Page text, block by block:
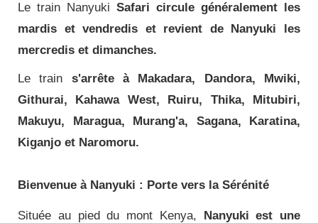
Le train Nanyuki Safari circule généralement les
mardis et vendredis et revient de Nanyuki les
mercredis et dimanches.
Le train s'arrête à Makadara, Dandora, Mwiki,
Githurai, Kahawa West, Ruiru, Thika, Mitubiri,
Makuyu, Maragua, Murang'a, Sagana, Karatina,
Kiganjo et Naromoru.
Bienvenue à Nanyuki : Porte vers la Sérénité
Située au pied du mont Kenya, Nanyuki est une